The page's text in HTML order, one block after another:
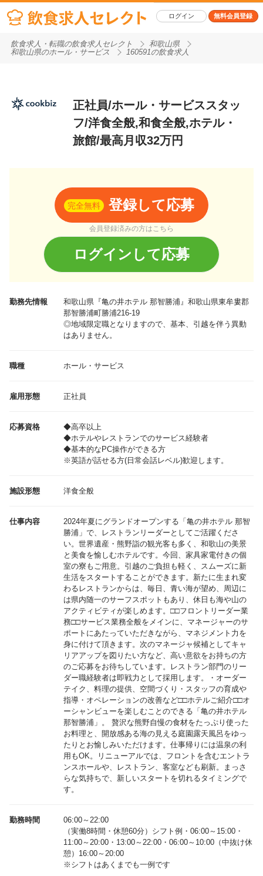
ログイン 無料会員登録
飲食求人・転職の飲食求人セレクト
和歌山県
和歌山県のホール・サービス
160591の飲食求人
正社員/ホール・サービススタッ
フ/洋食全般,和食全般,ホテル・
旅館/最高月収32万円
完全無料 登録して応募
会員登録済みの方はこちら
ログインして応募
勤務先情報 和歌山県『亀の井ホテル 那智勝浦』和歌山県東牟婁郡
那智勝浦町勝浦216-19
◎地域限定職となりますので、基本、引越を伴う異動
はありません。
職種 ホール・サービス
雇用形態 正社員
応募資格
◆高卒以上
◆ホテルやレストランでのサービス経験者
◆基本的なPC操作ができる方
※英語が話せる方(日常会話レベル)歓迎します。
施設形態 洋食全般
仕事内容
2024年夏にグランドオープンする「亀の井ホテル 那智
勝浦」で、レストランリーダーとしてご活躍くださ
い。世界遺産・熊野詣の観光客も多く、和歌山の美景
と美食を愉しむホテルです。今回、家具家電付きの個
室の寮もご用意。引越のご負担も軽く、スムーズに新
生活をスタートすることができます。新たに生まれ変
わるレストランからは、毎日、青い海が望め、周辺に
は県内随一のサーフスポットもあり、休日も海や山の
アクティビティが楽しめます。□□フロントリーダー業
務□□サービス業務全般をメインに、マネージャーのサ
ポートにあたっていただきながら、マネジメント力を
身に付けて頂きます。次のマネージャ候補としてキャ
リアアップを図りたい方など、高い意欲をお持ちの方
のご応募をお待ちしています。レストラン部門のリー
ダー職経験者は即戦力として採用します。・オーダー
テイク、料理の提供、空間づくり・スタッフの育成や
指導・オペレーションの改善など□□ホテルご紹介□□オ
ーシャンビューを楽しむことのできる「亀の井ホテル
那智勝浦」。 贅沢な熊野自慢の食材をたっぷり使った
お料理と、開放感ある海の見える庭園露天風呂をゆっ
たりとお愉しみいただけます。仕事帰りには温泉の利
用もOK。リニューアルでは、フロントを含むエントラ
ンスホールや、レストラン、客室なども刷新。まっさ
らな気持ちで、新しいスタートを切れるタイミングで
す。
勤務時間
06:00～22:00
（実働8時間・休憩60分）シフト例・06:00～15:00・
11:00～20:00・13:00～22:00・06:00～10:00（中抜け休
憩）16:00～20:00
※シフトはあくまでも一例です